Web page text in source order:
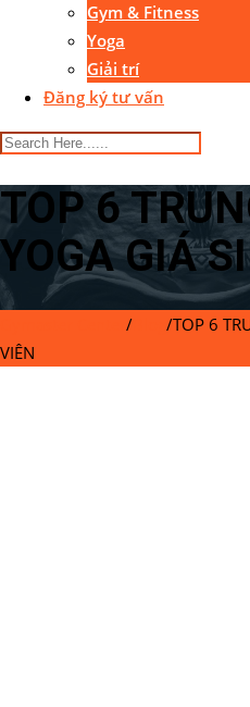
Gym & Fitness
Yoga
Giải trí
Đăng ký tư vấn
TOP 6
YOGA GIÁ
/ /TOP 6
VIÊN